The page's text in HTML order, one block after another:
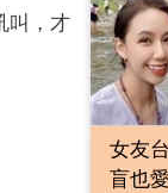
叫，才
女友
盲也愛